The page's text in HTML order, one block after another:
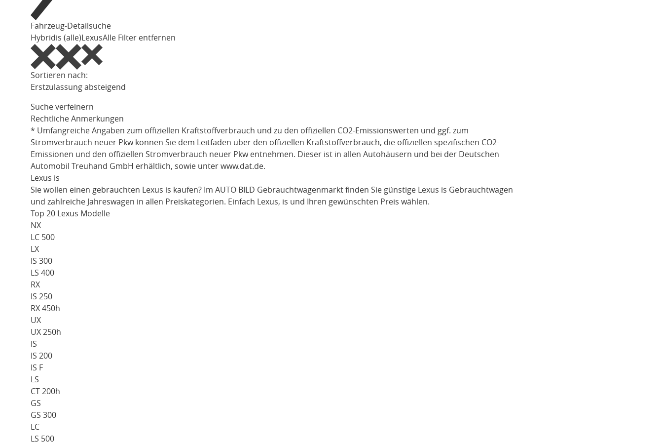
Fahrzeug-Detailsuche
Hybridis (alle)LexusAlle Filter entfernen
Sortieren nach:
Erstzulassung absteigend
Suche verfeinern
Rechtliche Anmerkungen
* Umfangreiche Angaben zum offiziellen Kraftstoffverbrauch und zu den offiziellen CO2-Emissionswerten und ggf. zum
Stromverbrauch neuer Pkw können Sie dem Leitfaden über den offiziellen Kraftstoffverbrauch, die offiziellen spezifischen CO2-
Emissionen und den offiziellen Stromverbrauch neuer Pkw entnehmen. Dieser ist in allen Autohäusern und bei der Deutschen
Automobil Treuhand GmbH erhältlich, sowie unter www.dat.de.
Lexus is
Sie wollen einen gebrauchten Lexus is kaufen? Im AUTO BILD Gebrauchtwagenmarkt finden Sie günstige Lexus is Gebrauchtwagen
und zahlreiche Jahreswagen in allen Preiskategorien. Einfach Lexus, is und Ihren gewünschten Preis wählen.
Top 20 Lexus Modelle
NX
LC 500
LX
IS 300
LS 400
RX
IS 250
RX 450h
UX
UX 250h
IS
IS 200
IS F
LS
CT 200h
GS
GS 300
LC
LS 500